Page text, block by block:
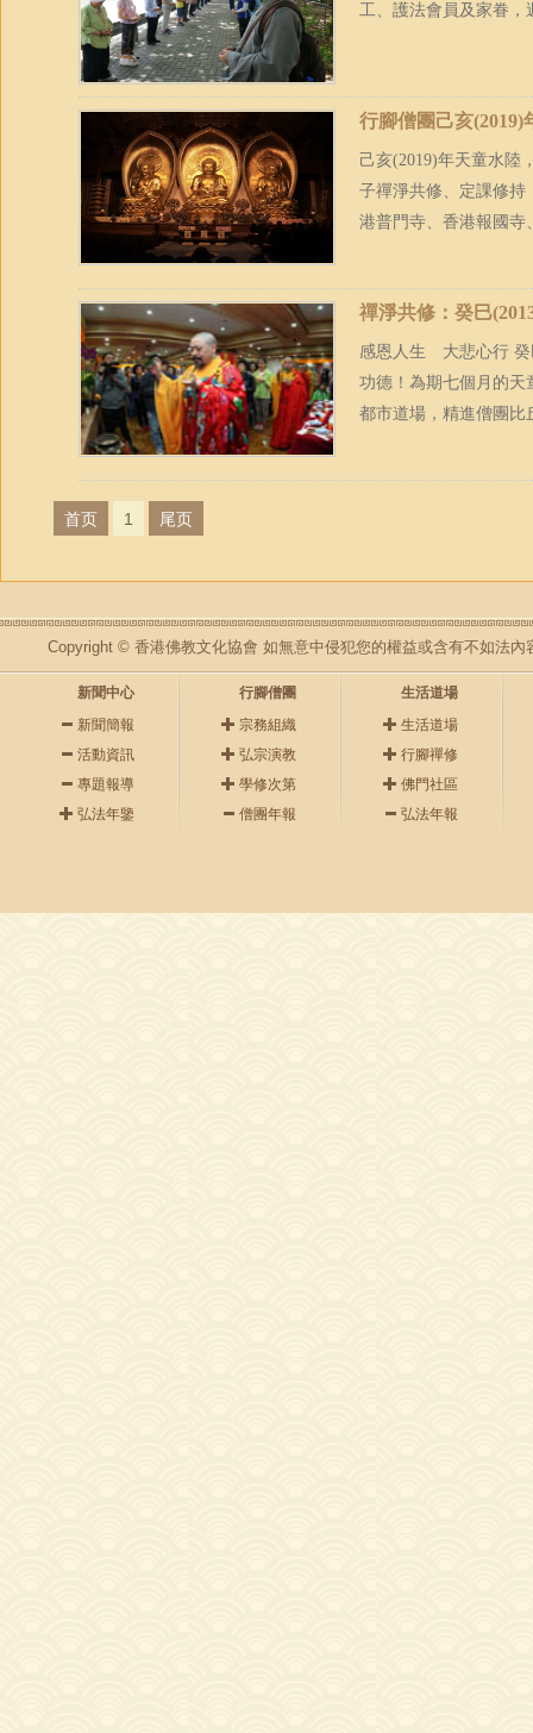
工、護法會員及家眷，
行腳僧團己亥
己亥(2019)年天童水陸
子禪淨共修、定課修持
港普門寺、香港報國寺
禪淨共修：癸巳
感恩人生 大悲心行 癸
功德！為期七個月的天
都市道場，精進僧團比
首页 1 尾页
Copyright © 香港佛教文化協會 如無意中侵犯您的權益或含有不如法內
新聞中心
新聞簡報
活動資訊
專題報導
弘法年鑒
行腳僧團
宗務組織
弘宗演教
學修次第
僧團年報
生活道場
生活道場
行腳禪修
佛門社區
弘法年報